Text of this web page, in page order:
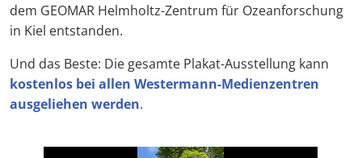
dem GEOMAR Helmholtz-Zentrum für Ozeanforschung
in Kiel entstanden.
Und das Beste: Die gesamte Plakat-Ausstellung kann
kostenlos bei allen Westermann-Medienzentren
ausgeliehen werden.